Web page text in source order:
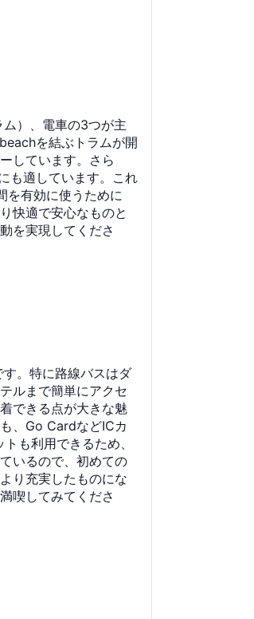
）、電車の3つが主
を結ぶトラムが開
しています。さら
も適しています。これ
を有効に使うために
快適で安心なものと
を実現してくださ
。特に路線バスはダ
ルまで簡単にアクセ
できる点が大きな魅
、Go CardなどICカ
も利用できるため、
いるので、初めての
り充実したものにな
喫してみてくださ